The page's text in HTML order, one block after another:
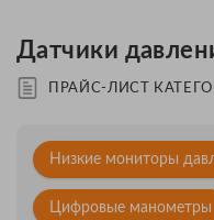
Датчики
ПРАЙС-ЛИСТ
Низкие мониторы
Цифровые манометры